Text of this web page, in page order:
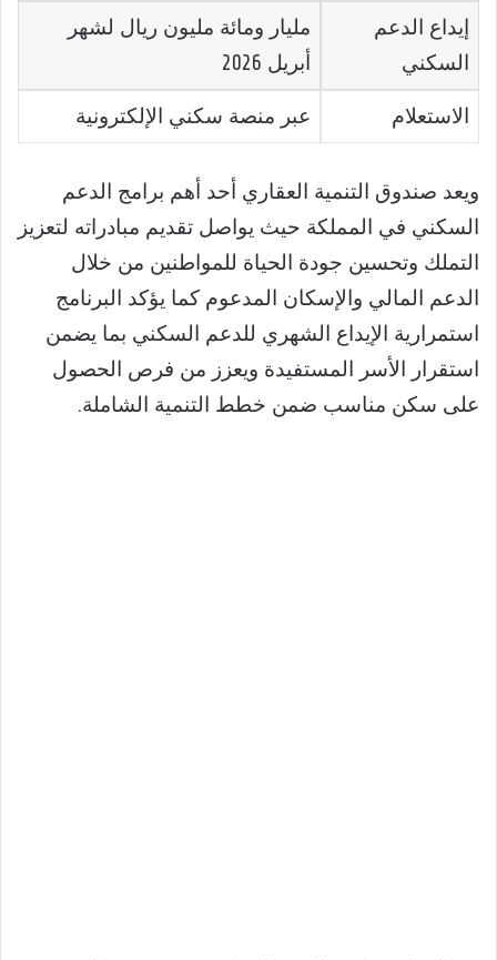
إيداع الدعم
السكني
مليار ومائة مليون ريال لشهر
أبريل 2026
الاستعلام عبر منصة سكني الإلكترونية
ويعد صندوق التنمية العقاري أحد أهم برامج الدعم
السكني في المملكة حيث يواصل تقديم مبادراته لتعزيز
التملك وتحسين جودة الحياة للمواطنين من خلال
الدعم المالي والإسكان المدعوم كما يؤكد البرنامج
استمرارية الإيداع الشهري للدعم السكني بما يضمن
استقرار الأسر المستفيدة ويعزز من فرص الحصول
على سكن مناسب ضمن خطط التنمية الشاملة.